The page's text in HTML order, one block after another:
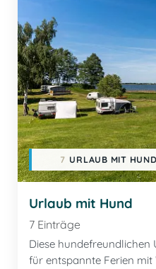
7 URLAUB MIT HUND
Urlaub mit Hund
7 Einträge
Diese hundefreundlichen
für entspannte Ferien mit